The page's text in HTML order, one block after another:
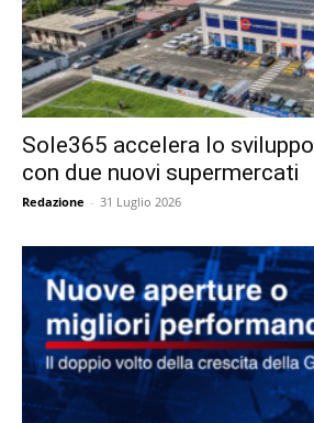
Sole365 accelera lo
con due nuovi supermercati
Redazione - 31 Luglio 2026